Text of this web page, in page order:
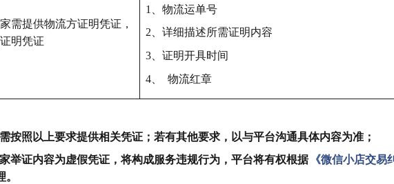
需提供物流方证明凭证，
明凭证
1、物流运单号
2、详细描述所需证明内容
3、证明开具时间
4、 物流红章
按照以上要求提供相关凭证；若有其他要求，以与平台沟通具体内容为准；
举证内容为虚假凭证，将构成服务违规行为，平台将有权根据
《微信小店交易